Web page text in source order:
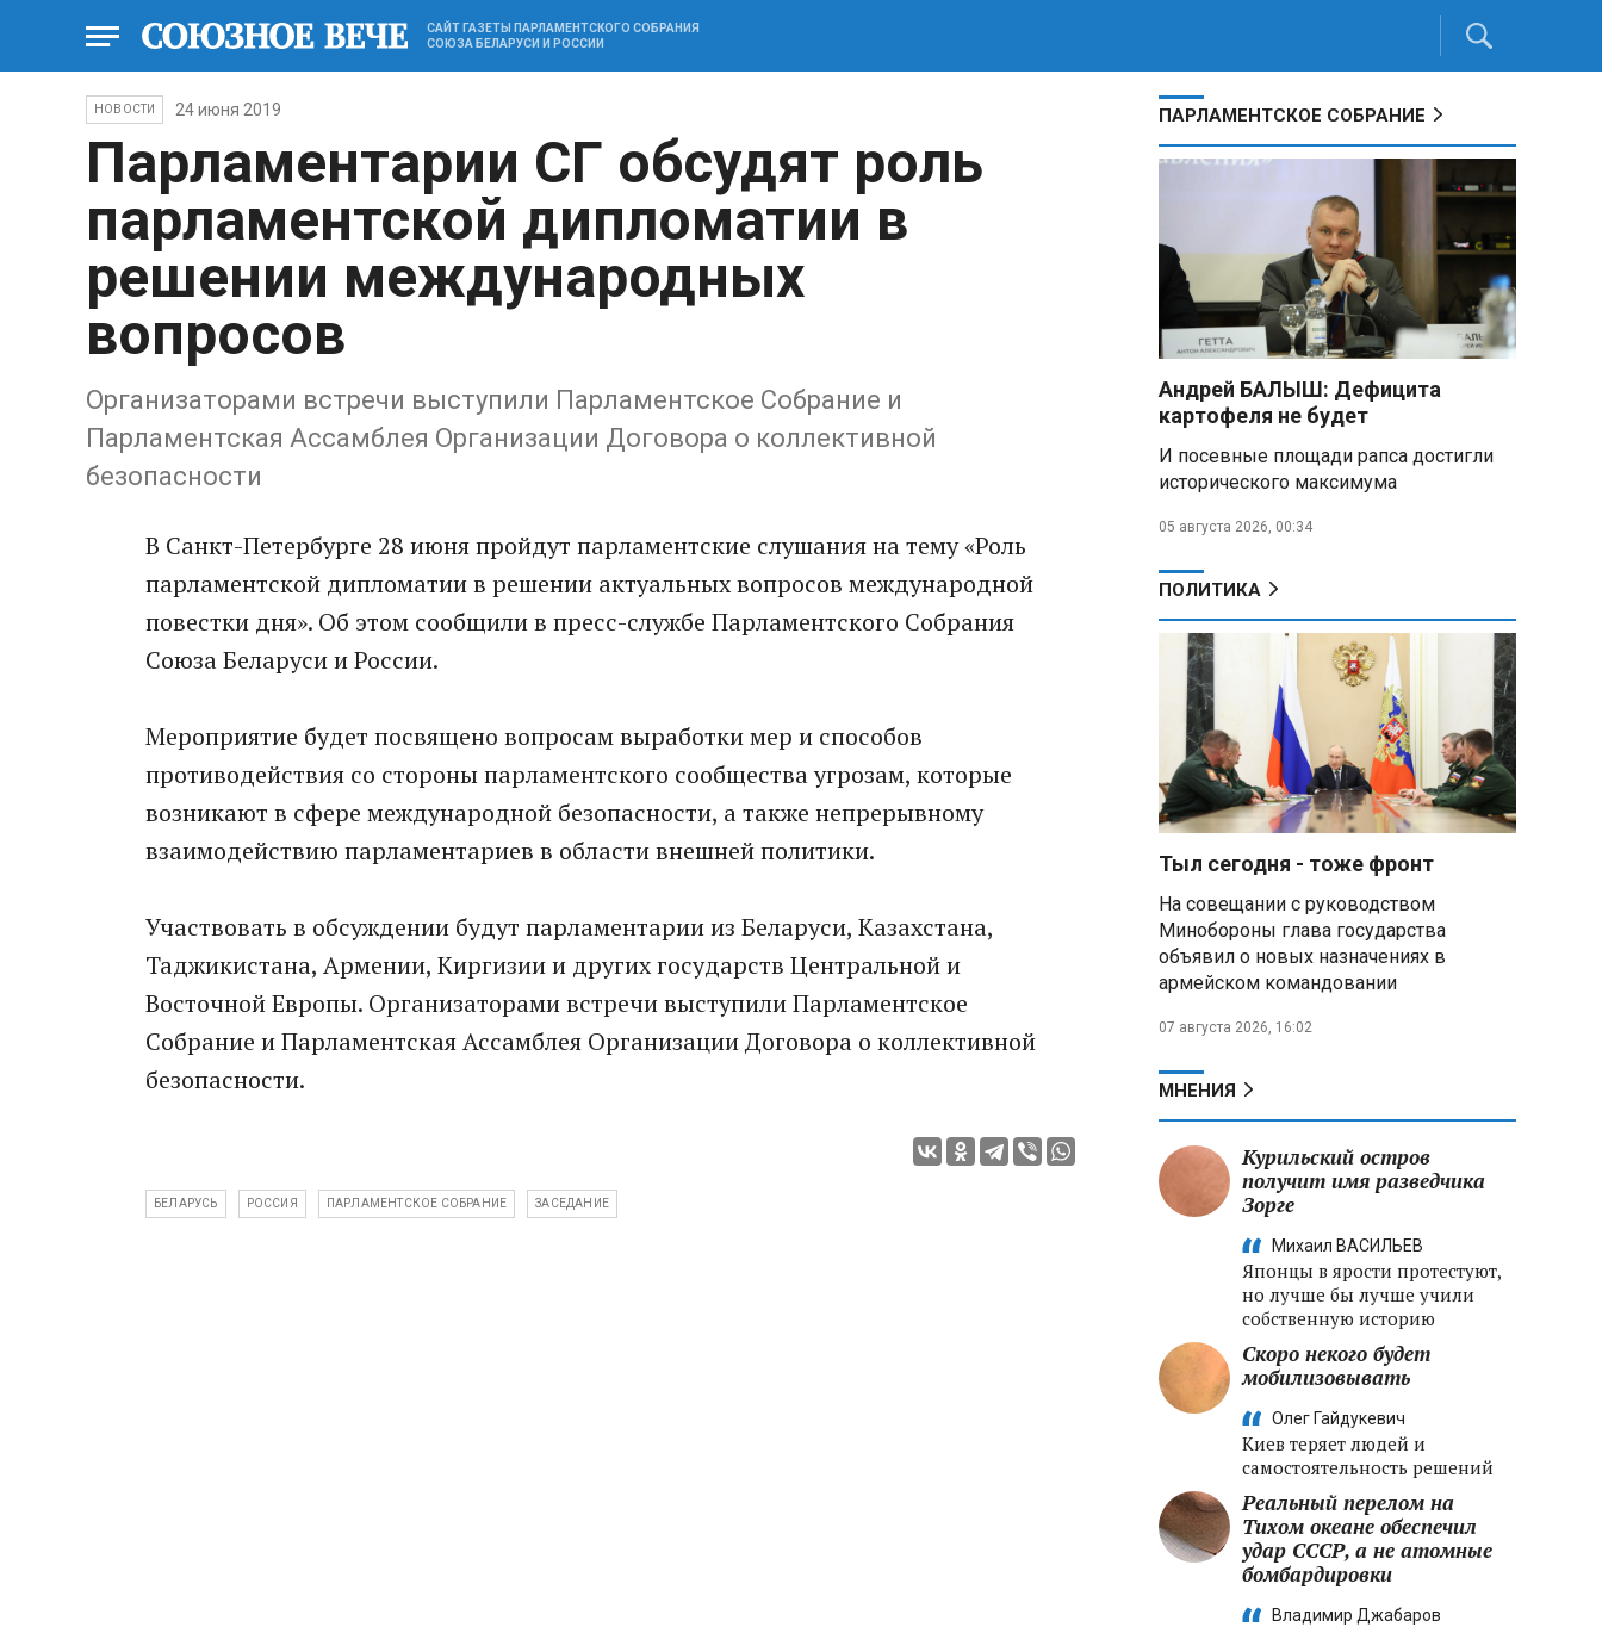
САЙТ ГАЗЕТЫ ПАРЛАМЕНТСКОГО СОБРАНИЯ
СОЮЗА БЕЛАРУСИ И РОССИИ
НОВОСТИ 24 июня 2019
Парламентарии СГ обсудят роль
парламентской дипломатии в
решении международных
вопросов
Организаторами встречи выступили Парламентское Собрание и
Парламентская Ассамблея Организации Договора о коллективной
безопасности
В Санкт-Петербурге 28 июня пройдут парламентские слушания на тему «Роль
парламентской дипломатии в решении актуальных вопросов международной
повестки дня». Об этом сообщили в пресс-службе Парламентского Собрания
Союза Беларуси и России.
Мероприятие будет посвящено вопросам выработки мер и способов
противодействия со стороны парламентского сообщества угрозам, которые
возникают в сфере международной безопасности, а также непрерывному
взаимодействию парламентариев в области внешней политики.
Участвовать в обсуждении будут парламентарии из Беларуси, Казахстана,
Таджикистана, Армении, Киргизии и других государств Центральной и
Восточной Европы. Организаторами встречи выступили Парламентское
Собрание и Парламентская Ассамблея Организации Договора о коллективной
безопасности.
БЕЛАРУСЬ РОССИЯ ПАРЛАМЕНТСКОЕ СОБРАНИЕ ЗАСЕДАНИЕ
ПАРЛАМЕНТСКОЕ СОБРАНИЕ
Андрей БАЛЫШ: Дефицита
картофеля не будет
И посевные площади рапса достигли
исторического максимума
05 августа 2026, 00:34
ПОЛИТИКА
Тыл сегодня - тоже фронт
На совещании с руководством
Минобороны глава государства
объявил о новых назначениях в
армейском командовании
07 августа 2026, 16:02
МНЕНИЯ
Курильский остров
получит имя разведчика
Зорге
Михаил ВАСИЛЬЕВ
Японцы в ярости протестуют,
но лучше бы лучше учили
собственную историю
Скоро некого будет
мобилизовывать
Олег Гайдукевич
Киев теряет людей и
самостоятельность решений
Реальный перелом на
Тихом океане обеспечил
удар СССР, а не атомные
бомбардировки
Владимир Джабаров